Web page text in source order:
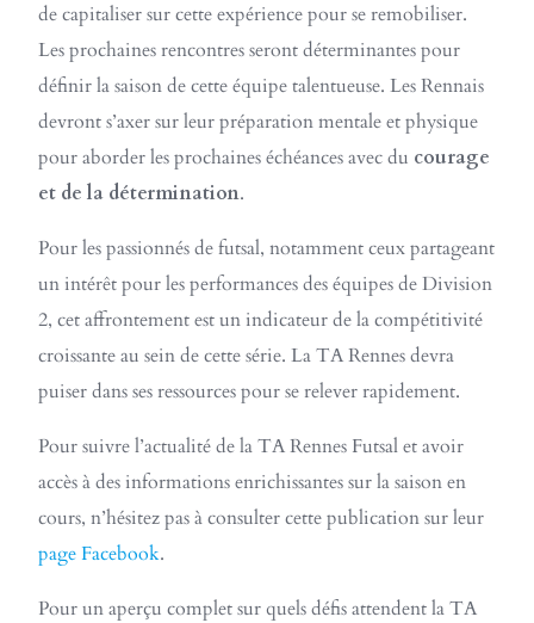
de capitaliser sur cette expérience pour se remobiliser.
Les prochaines rencontres seront déterminantes pour
définir la saison de cette équipe talentueuse. Les Rennais
devront s’axer sur leur préparation mentale et physique
pour aborder les prochaines échéances avec du courage
et de la détermination.
Pour les passionnés de futsal, notamment ceux partageant
un intérêt pour les performances des équipes de Division
2, cet affrontement est un indicateur de la compétitivité
croissante au sein de cette série. La TA Rennes devra
puiser dans ses ressources pour se relever rapidement.
Pour suivre l’actualité de la TA Rennes Futsal et avoir
accès à des informations enrichissantes sur la saison en
cours, n’hésitez pas à consulter cette publication sur leur
page Facebook.
Pour un aperçu complet sur quels défis attendent la TA